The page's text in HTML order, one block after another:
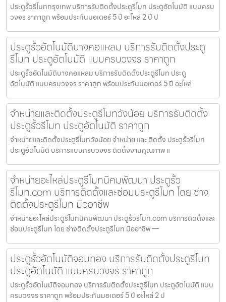
ประตูรั้วรีโมทกรุงเทพ บริการรับติดตั้งประตูรีโมท ประตูอัตโนมัติ แบบครบ
วงจร ราคาถูก พร้อมประกันมอเตอร์ 5 ปี อะไหล่ 2 ปี ป
ประตูรั้วอัตโนมัติบางคอแหลม บริการรับติดตั้งประตู
รีโมท ประตูอัตโนมัติ แบบครบวงจร ราคาถูก
ประตูรั้วอัตโนมัติบางคอแหลม บริการรับติดตั้งประตูรีโมท ประตู
อัตโนมัติ แบบครบวงจร ราคาถูก พร้อมประกันมอเตอร์ 5 ปี อะไหล่
จำหน่ายและติดตั้งประตูรีโมทวังน้อย บริการรับติดตั้ง
ประตูรั้วรีโมท ประตูอัตโนมัติ ราคาถูก
จำหน่ายและติดตั้งประตูรีโมทวังน้อย จำหน่าย และ ติดตั้ง ประตูรั้วรีโมท
ประตูอัตโนมัติ บริการแบบครบวงจร ติดตั้งงานคุณภาพ แ
จำหน่ายอะไหล่ประตูรีโมทนิคมพัฒนา ประตูรั้ว
รีโมท.com บริการติดตั้งและซ่อมประตูรีโมท โดย ช่าง
ติดตั้งประตูรีโมท มืออาชีพ
จำหน่ายอะไหล่ประตูรีโมทนิคมพัฒนา ประตูรั้วรีโมท.com บริการติดตั้งและ
ซ่อมประตูรีโมท โดย ช่างติดตั้งประตูรีโมท มืออาชีพ —
ประตูรั้วอัตโนมัติจอมทอง บริการรับติดตั้งประตูรีโมท
ประตูอัตโนมัติ แบบครบวงจร ราคาถูก
ประตูรั้วอัตโนมัติจอมทอง บริการรับติดตั้งประตูรีโมท ประตูอัตโนมัติ แบบ
ครบวงจร ราคาถูก พร้อมประกันมอเตอร์ 5 ปี อะไหล่ 2 ป